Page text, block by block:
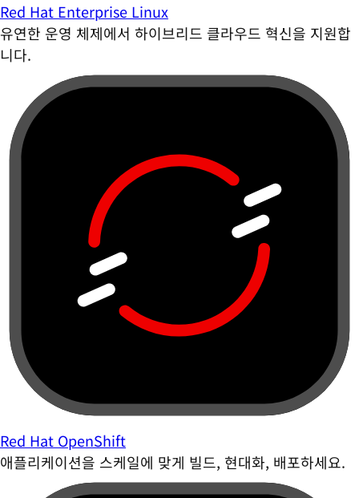
Red Hat Enterprise Linux
유연한 운영 체제에서 하이브리드 클라우드 혁신을 지원합
니다.
Red Hat OpenShift
애플리케이션을 스케일에 맞게 빌드, 현대화, 배포하세요.